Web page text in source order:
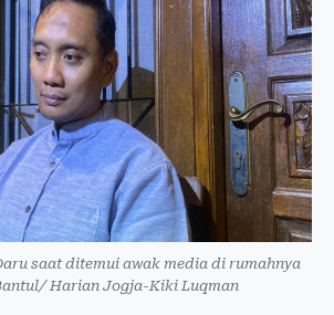
saat ditemui awak media di rumahnya
Harian Jogja-Kiki Luqman